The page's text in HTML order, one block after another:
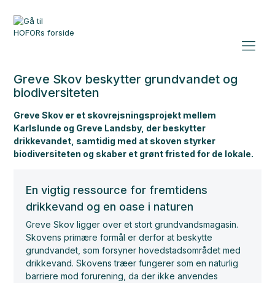
Greve Skov beskytter grundvandet og
biodiversiteten
Greve Skov er et skovrejsningsprojekt mellem
Karlslunde og Greve Landsby, der beskytter
drikkevandet, samtidig med at skoven styrker
biodiversiteten og skaber et grønt fristed for de lokale.
En vigtig ressource for fremtidens
drikkevand og en oase i naturen
Greve Skov ligger over et stort grundvandsmagasin.
Skovens primære formål er derfor at beskytte
grundvandet, som forsyner hovedstadsområdet med
drikkevand. Skovens træer fungerer som en naturlig
barriere mod forurening, da der ikke anvendes